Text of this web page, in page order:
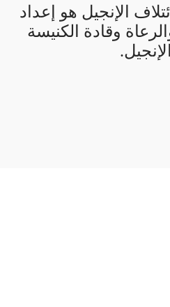
الإنجيل هو إعداد
وقادة الكنيسة